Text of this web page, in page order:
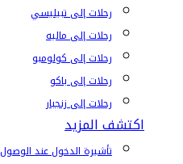
رحلات إلى تبيليسي
رحلات إلى ماليه
رحلات إلى كولومبو
رحلات إلى باكو
رحلات إلى زنجبار
اكتشف المزيد
تأشيرة الدخول عند الوصول